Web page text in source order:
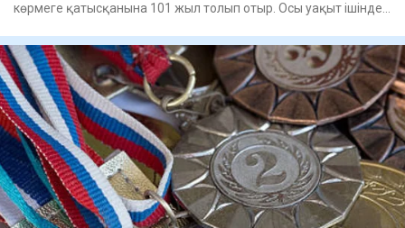
көрмеге қатысқанына 101 жыл толып отыр. Осы уақыт ішінде